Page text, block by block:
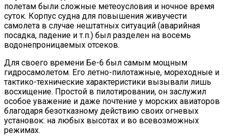
полетам были сложные метеоусловия и ночное время
суток. Корпус судна для повышения живучести
самолета в случае нештатных ситуаций (аварийная
посадка, падение и т.п.) был разделен на восемь
водонепроницаемых отсеков.
Для своего времени Бе-6 был самым мощным
гидросамолетом. Его летно-пилотажные, мореходные и
тактико-технические характеристики вызывали лишь
восхищение. Простой в пилотировании, он заслужил
особое уважение и даже почтение у морских авиаторов
благодаря безотказному действию своих огневых
установок: на любых высотах и во всевозможных
режимах.